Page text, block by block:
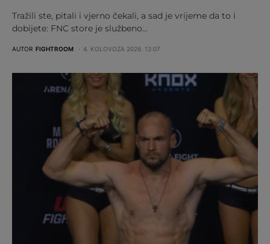
Tražili ste, pitali i vjerno čekali, a sad je vrijeme da to i
dobijete: FNC store je službeno…
AUTOR FIGHTROOM 4. KOLOVOZA 2026. 12:07